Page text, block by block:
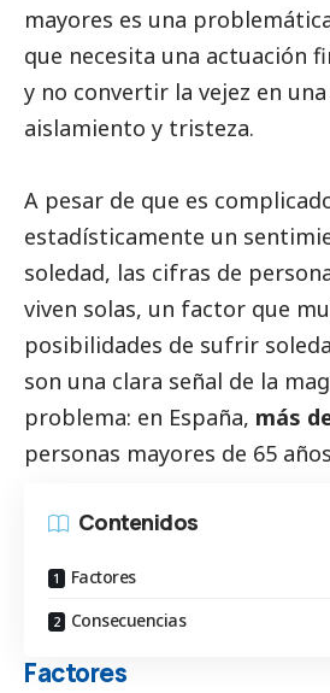
mayores es una
que necesita una actuación
y no convertir la vejez en
aislamiento y tristeza.
A pesar de que es
estadísticamente un
soledad, las cifras de
viven solas, un factor que
posibilidades de sufrir
son una clara señal de la
problema: en España, más
personas mayores de 65
Contenidos
Factores
Consecuencias
Factores